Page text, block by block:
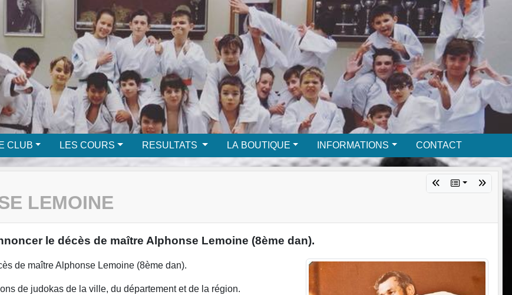
CLUB LES COURS RESULTATS LA BOUTIQUE INFORMATIONS CONTACT
LEMOINE
le décès de maître Alphonse Lemoine (8ème dan).
de maître Alphonse Lemoine (8ème dan).
de judokas de la ville, du département et de la région.